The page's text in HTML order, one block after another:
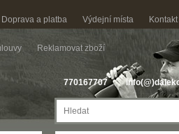
Doprava a platba Výdejní místa Kontakt
Reklamovat zboží
770167707